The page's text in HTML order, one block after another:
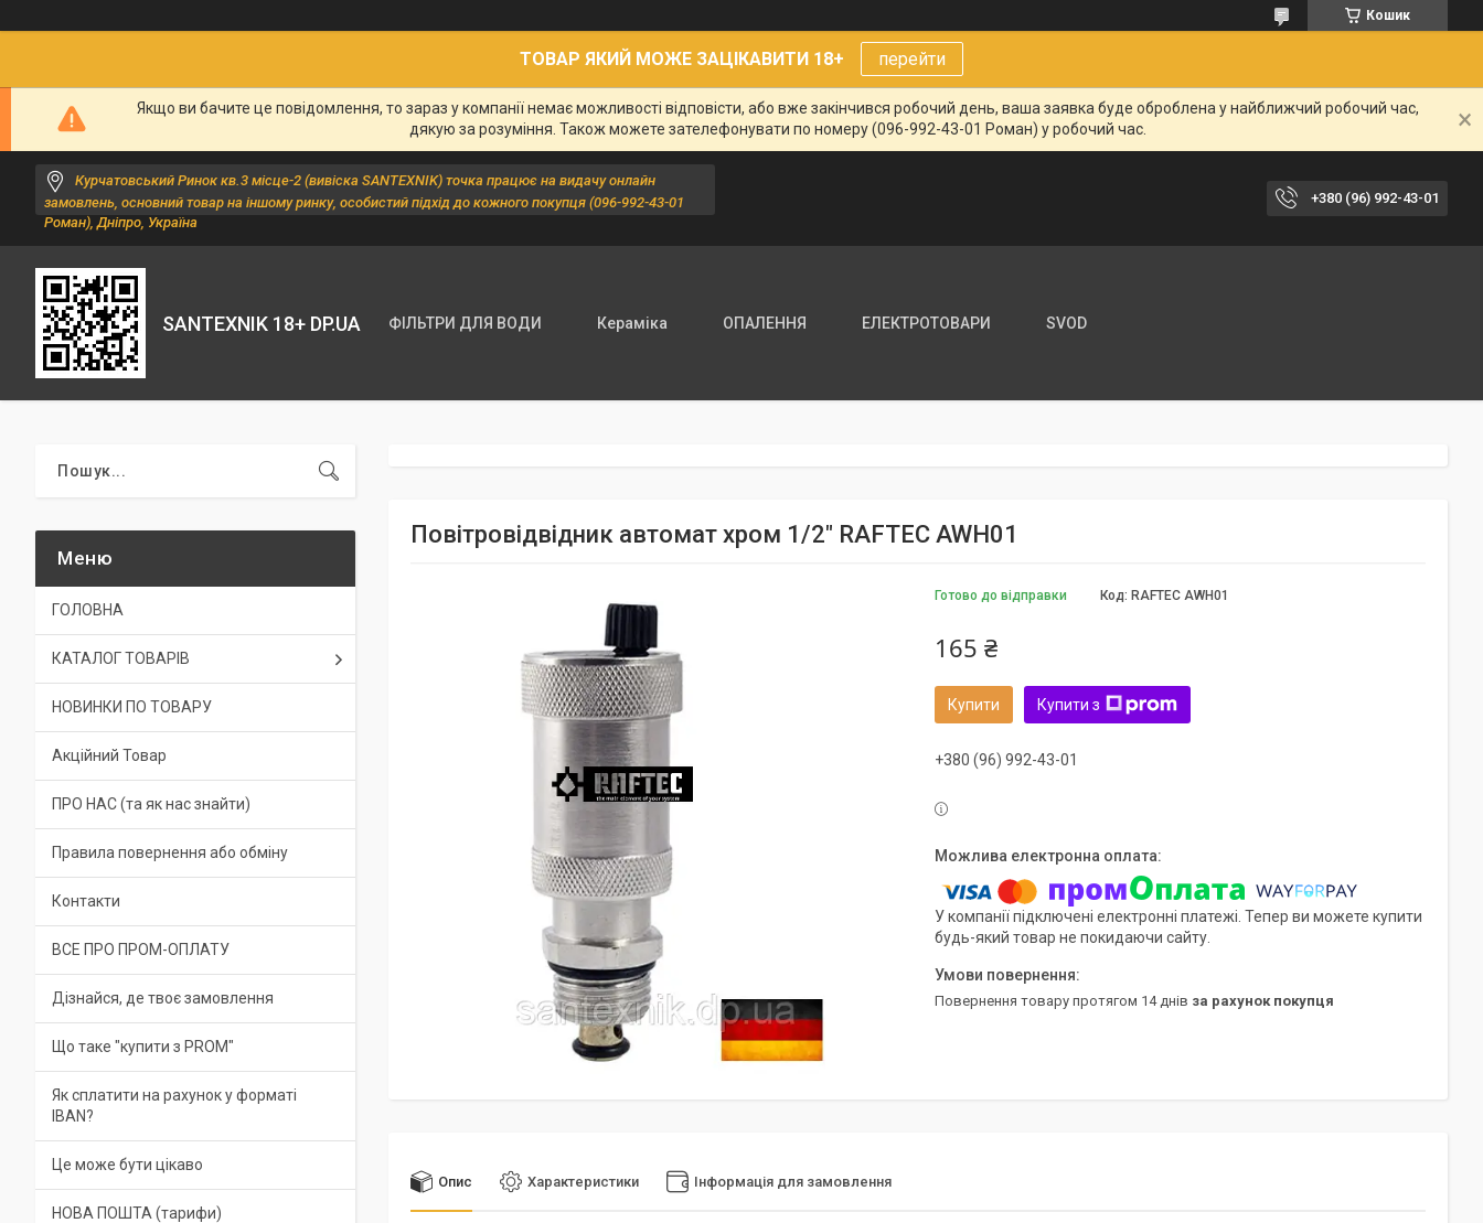
Кошик
ТОВАР ЯКИЙ МОЖЕ ЗАЦІКАВИТИ 18+ перейти
Якщо ви бачите це повідомлення, то зараз у компанії немає можливості відповісти, або вже закінчився робочий день, ваша заявка буде оброблена у найближчий робочий час,
дякую за розуміння. Також можете зателефонувати по номеру (096-992-43-01 Роман) у робочий час.
Курчатовський Ринок кв.3 місце-2 (вивіска SANTEXNIK) точка працює на видачу онлайн
замовлень, основний товар на іншому ринку, особистий підхід до кожного покупця (096-992-43-01
Роман), Дніпро, Україна
+380 (96) 992-43-01
SANTEXNIK 18+ DP.UA ФІЛЬТРИ ДЛЯ ВОДИ Кераміка ОПАЛЕННЯ ЕЛЕКТРОТОВАРИ SVOD
Повітровідвідник автомат хром 1/2" RAFTEC AWH01
Готово до відправки Код: RAFTEC AWH01
165 ₴
Купити Купити з
+380 (96) 992-43-01
У компанії підключені електронні платежі. Тепер ви можете купити
будь-який товар не покидаючи сайту.
повернення товару протягом 14 днів за рахунок покупця
Опис Характеристики Інформація для замовлення
ГОЛОВНА
КАТАЛОГ ТОВАРІВ
НОВИНКИ ПО ТОВАРУ
Акційний Товар
ПРО НАС (та як нас знайти)
Правила повернення або обміну
Контакти
ВСЕ ПРО ПРОМ-ОПЛАТУ
Дізнайся, де твоє замовлення
Що таке "купити з PROM"
Як сплатити на рахунок у форматі
IBAN?
Це може бути цікаво
НОВА ПОШТА (тарифи)